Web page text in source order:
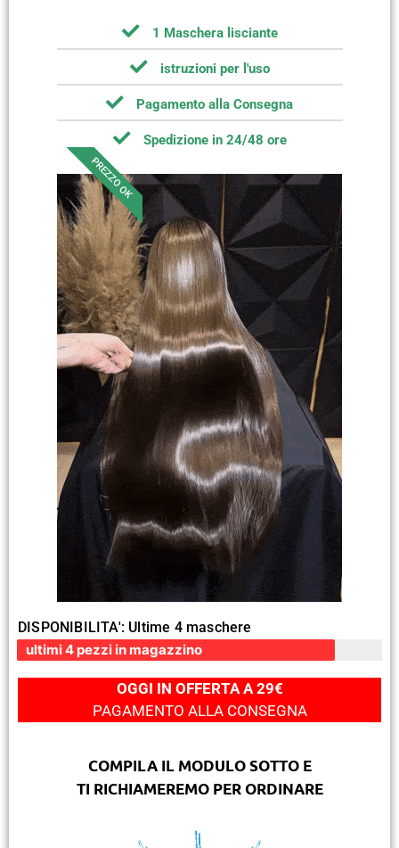
1 Maschera lisciante
istruzioni per l'uso
Pagamento alla Consegna
Spedizione in 24/48 ore
PREZZO OK
DISPONIBILITA': Ultime 4 maschere
ultimi 4 pezzi in magazzino
OGGI IN OFFERTA A 29€
PAGAMENTO ALLA CONSEGNA
COMPILA IL MODULO SOTTO E
TI RICHIAMEREMO PER ORDINARE